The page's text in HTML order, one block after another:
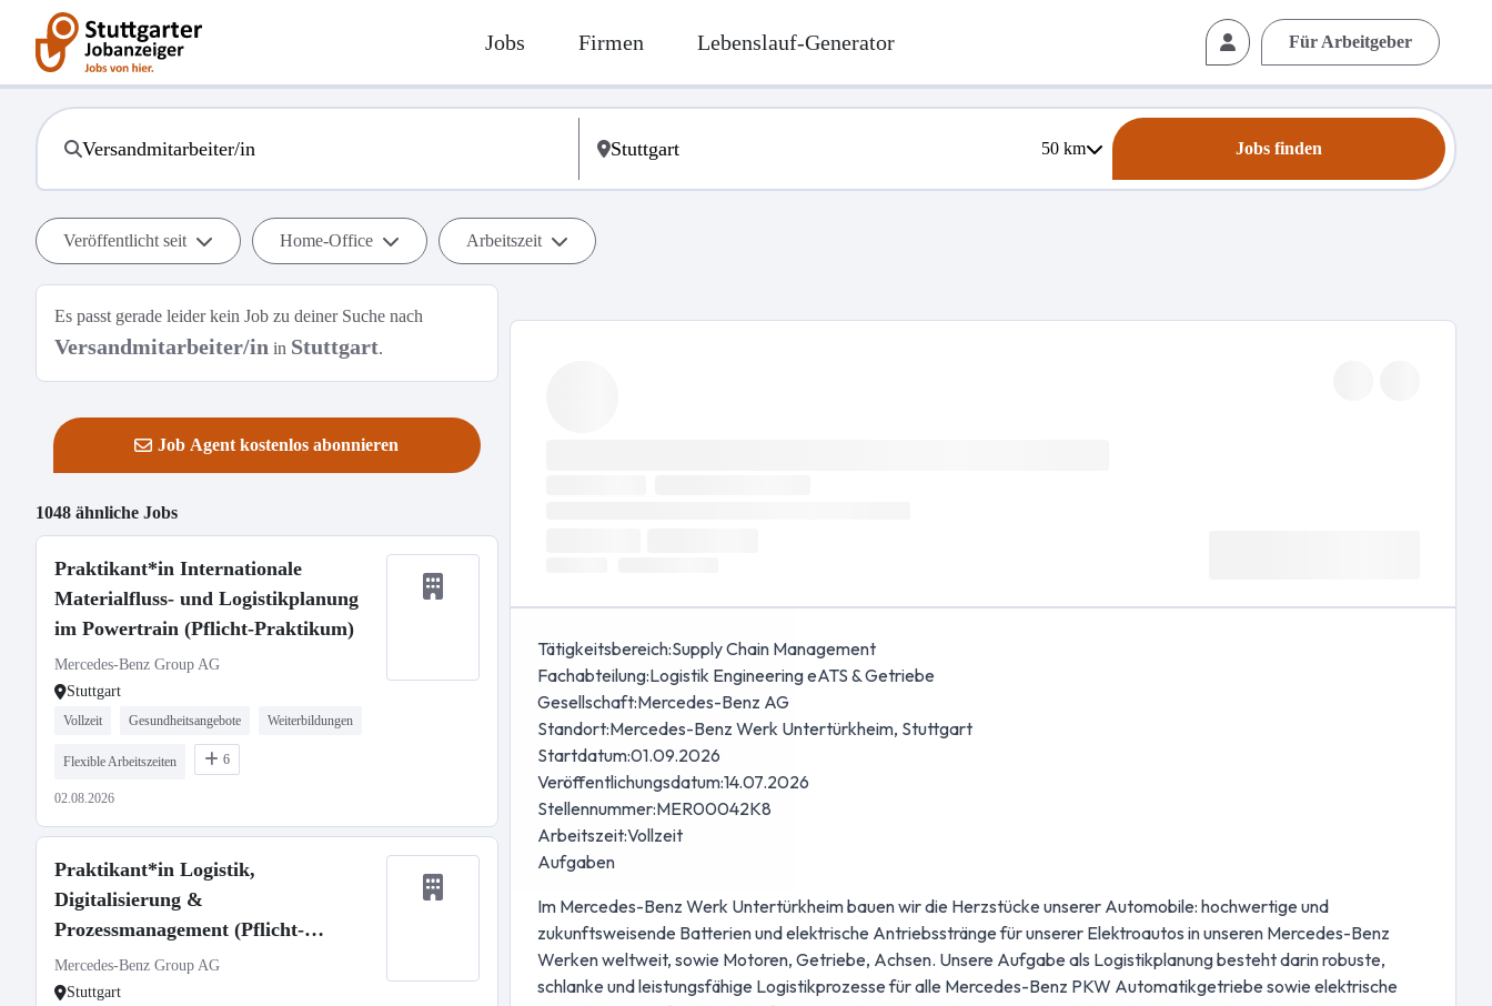
Jobs Firmen Lebenslauf-Generator Für Arbeitgeber
50km Jobs finden
Veröffentlicht seit Home-Office Arbeitszeit
Es passt gerade leider kein Job zu deiner Suche nach
Versandmitarbeiter/in in Stuttgart.
Job Agent kostenlos abonnieren
1048 ähnliche Jobs
Praktikant*in Internationale
Materialfluss- und Logistikplanung
im Powertrain (Pflicht-Praktikum)
Mercedes-Benz Group AG
Stuttgart
Vollzeit Gesundheitsangebote Weiterbildungen
Flexible Arbeitszeiten 6
02.08.2026
Praktikant*in Logistik,
Digitalisierung &
Prozessmanagement (Pflicht-
Praktikum)
Mercedes-Benz Group AG
Stuttgart